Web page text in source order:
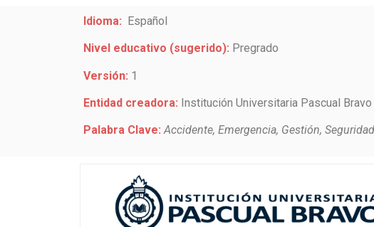
Idioma: Español
Nivel educativo (sugerido): Pregrado
Versión: 1
Entidad creadora: Institución Universitaria Pascual Bravo
Palabra Clave: Accidente, Emergencia, Gestión,